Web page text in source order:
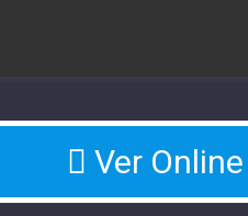
Ver Online